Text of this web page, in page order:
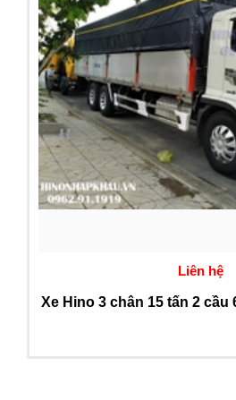
Liên hệ
Xe Hino 3 chân 15 tấn 2 cầu